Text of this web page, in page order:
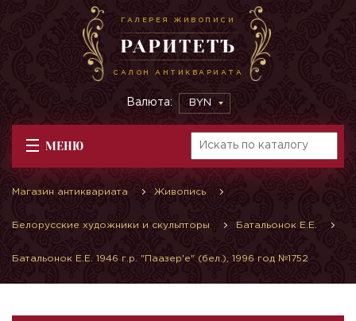
ГАЛЕРЕЯ ЖИВОПИСИ
РАРИТЕТЪ
САЛОН АНТИКВАРИАТА
Валюта: BYN
МЕНЮ
Магазин антиквариата Живопись
Белорусские художники и скульпторы Батальонок Е.Е.
Батальонок Е.Е. 1946 г.р. "Паазер'е" (бел.), 1996 год №1752